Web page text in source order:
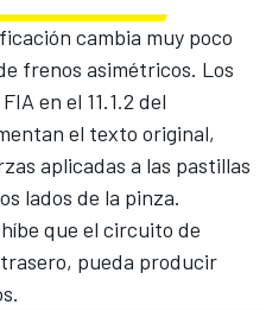
cambia muy poco
frenos asimétricos. Los
en el 11.1.2 del
el texto original,
aplicadas a las pastillas
lados de la pinza.
que el circuito de
pueda producir